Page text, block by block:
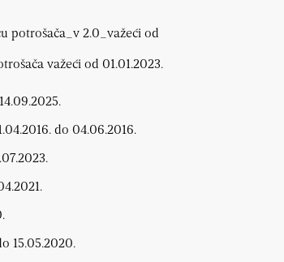
potrošača_v 2.0_važeći od
važeći od 01.01.2023.
do 04.06.2016.
15.05.2020.